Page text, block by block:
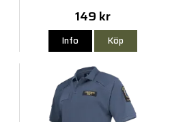
149 kr
Info Köp